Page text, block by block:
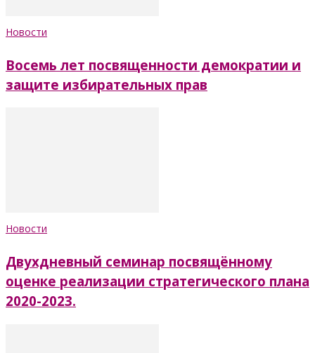
Новости
Восемь лет посвященности демократии и
защите избирательных прав
Новости
Двухдневный семинар посвящённому
оценке реализации стратегического плана
2020-2023.